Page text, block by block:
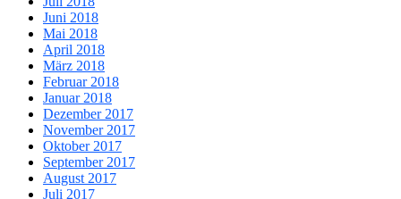
Juni 2018
Mai 2018
April 2018
März 2018
Februar 2018
Januar 2018
Dezember 2017
November 2017
Oktober 2017
September 2017
August 2017
Juli 2017